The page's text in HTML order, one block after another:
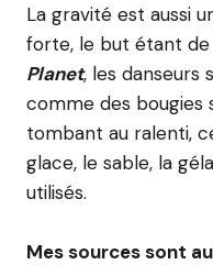
La gravité est aussi
forte, le but étant de
Planet, les
comme des bougies
tombant au ralenti,
glace, le sable, la
utilisés.
Mes sources sont